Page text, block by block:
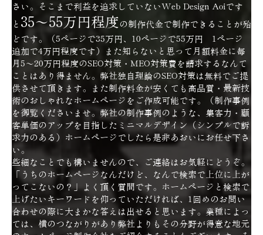
さい。そこまで利益を追求していないWeb Design Aoiです
と 35～55万円程度の制作代金で制作できることが殆
どです。（5ページで35万円、10ページで55万円 1ページ
追加で4万円程度です）また知らないと思って月額料金に毎
月5～20万円程度のSEO対策・MEO対策費を請求するなんて
ことはあり得ません。弊社独自理論のSEO対策は無料でご提
供させて頂きます。また制作料金が安くても高品質・最新技
術のおしゃれなホームページをご作成可能です。（制作事例
を御覧くださいませ。弊社の制作事例のような、集客力・顧
客単価のアップを目指したミニマルデザイン（シンプルで訴
求力のある）ホームページでしたら是非あおいにお任せ下さ
い。
些細なことでも構いませんので、ご連絡はお気軽にどうぞ。
「うちのホームページなんだけど、なんで検索で上位に上が
ってこないの？」よく頂く質問です。ホームページと検索で
上げたいキーワードを仰っていただければ、1回めのお問い
合わせの際に大まかな答えは出せると思います。業種によっ
ては、横のつながりがあり弊社よりもその分野が得意な地元